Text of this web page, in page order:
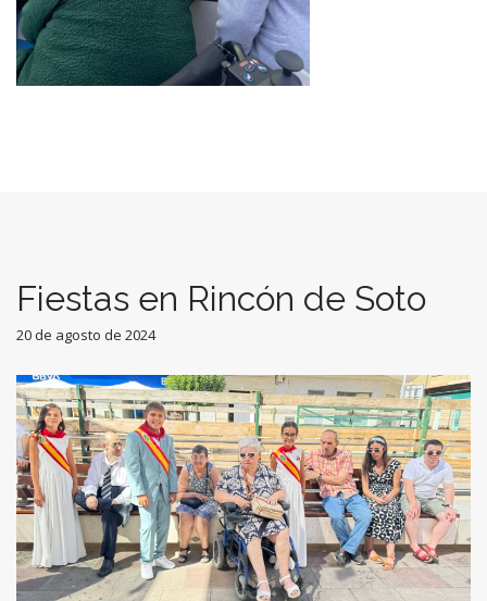
Fiestas en Rincón de Soto
20 de agosto de 2024